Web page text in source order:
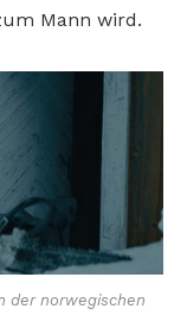
Mann wird.
der norwegischen